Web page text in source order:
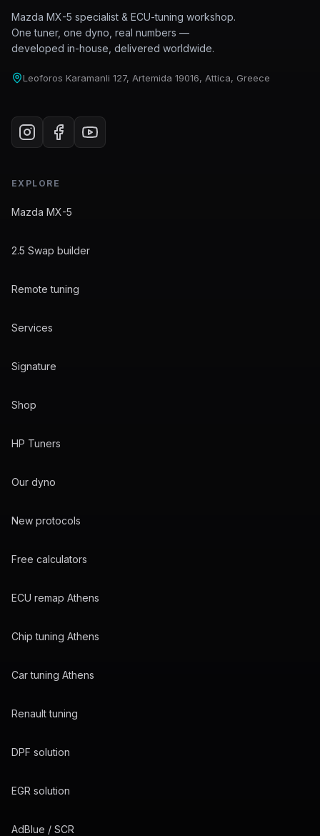
Mazda MX-5 specialist & ECU-tuning workshop.
One tuner, one dyno, real numbers —
developed in-house, delivered worldwide.
Leoforos Karamanli 127, Artemida 19016, Attica, Greece
EXPLORE
Mazda MX-5
2.5 Swap builder
Remote tuning
Services
Signature
Shop
HP Tuners
Our dyno
New protocols
Free calculators
ECU remap Athens
Chip tuning Athens
Car tuning Athens
Renault tuning
DPF solution
EGR solution
AdBlue / SCR